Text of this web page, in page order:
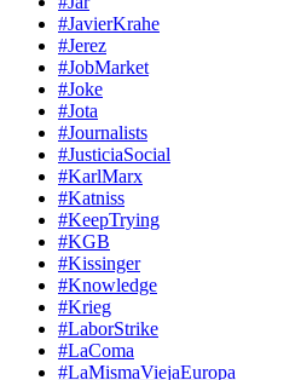
#JavierKrahe
#Jerez
#JobMarket
#Joke
#Jota
#Journalists
#JusticiaSocial
#KarlMarx
#Katniss
#KeepTrying
#KGB
#Kissinger
#Knowledge
#Krieg
#LaborStrike
#LaComa
#LaMismaViejaEuropa